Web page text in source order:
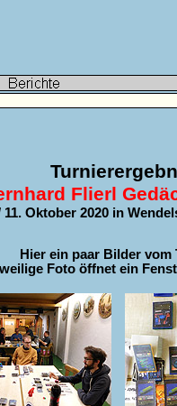
Flierl
11. Oktober 2020 in
Hier ein paar Bilder vom
Foto öffnet ein